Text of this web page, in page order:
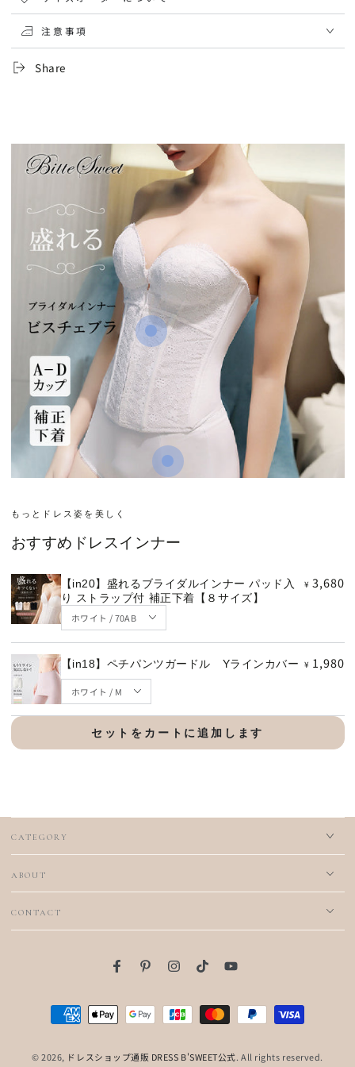
注意事項
Share
定
価
¥ 3,680
ク
ュ
ー
定
価
¥1,980
もっとドレス姿を美しく
おすすめドレスインナー
【in20】盛れるブライダルインナー パッド入
り ストラップ付 補正下着【８サイズ】
¥ 3,680
【in18】ペチパンツガードル Yラインカバー ¥ 1,980
セットをカートに追加します
CATEGORY
ABOUT
CONTACT
FacebookPinterestInstagram
TikTokYouTube
© 2026, ドレスショップ通販 DRESS B'SWEET公式. All rights reserved.